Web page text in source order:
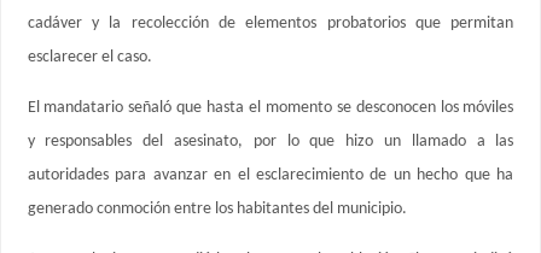
cadáver y la recolección de elementos probatorios que permitan
esclarecer el caso.
El mandatario señaló que hasta el momento se desconocen los móviles
y responsables del asesinato, por lo que hizo un llamado a las
autoridades para avanzar en el esclarecimiento de un hecho que ha
generado conmoción entre los habitantes del municipio.